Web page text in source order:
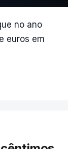
no ano
euros em